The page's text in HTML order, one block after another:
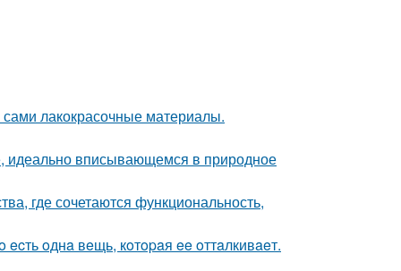
лакокрасочные материалы.
идеально вписывающемся в природное
где сочетаются функциональность,
oднa вeщь, кoтopaя ee oттaлкивaeт.